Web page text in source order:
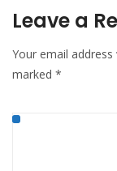
Leave a
Your email
marked *